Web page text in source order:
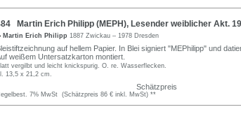
Martin Erich Philipp (MEPH), Lesender weiblicher Akt.
Martin Erich Philipp 1887 Zwickau – 1978 Dresden
auf hellem Papier. In Blei signiert "MEPhilipp" und
weißem Untersatzkarton montiert.
vergilbt und leicht knickspurig. O. re. Wasserflecken.
13,5 x 21,2 cm.
Schätzpreis
7% MwSt (Schätzpreis 86 € inkl. MwSt) **